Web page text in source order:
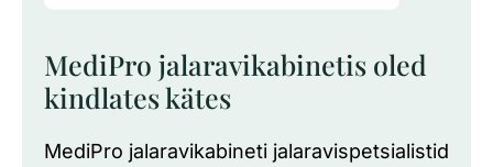
MediPro jalaravikabinetis oled
kindlates kätes
MediPro jalaravikabineti jalaravispetsialistid